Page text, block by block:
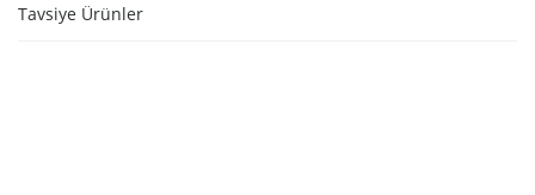
Tavsiye Ürünler